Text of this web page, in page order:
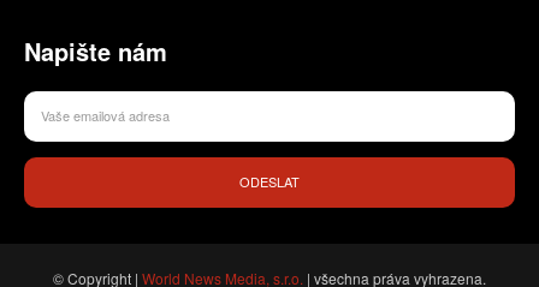
Napište nám
ODESLAT
© Copyright | World News Media, s.r.o. | všechna práva vyhrazena.